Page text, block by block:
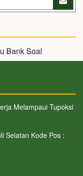
Melampaui Tupoksi
Selatan Kode Pos :